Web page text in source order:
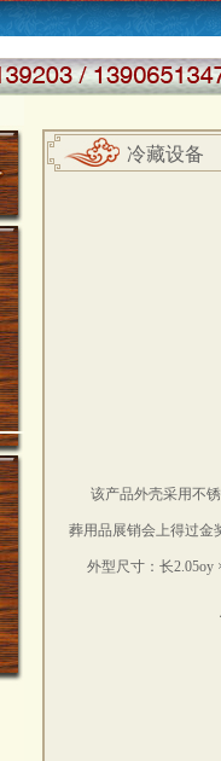
冷藏设备
该产品外壳采用不锈
葬用品展销会上得过金
外型尺寸：长2.05oy